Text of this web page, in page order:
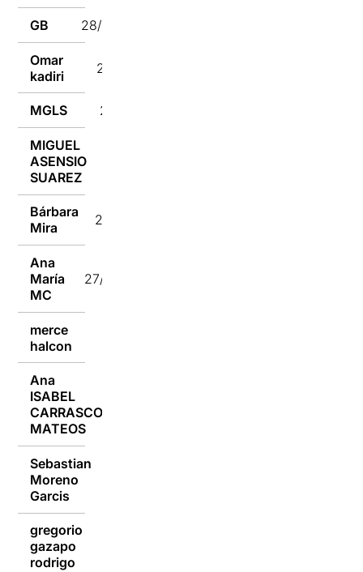
GB 28/12/2021
Omar
kadiri
28/12/2021
MGLS 28/12/2021
MIGUEL
ASENSIO
SUAREZ
Bárbara
Mira
27/12/2021
Ana
María
MC
27/12/2021
merce
halcon
Ana
ISABEL
CARRASCO
MATEOS
Sebastian
Moreno
Garcis
gregorio
gazapo
rodrigo